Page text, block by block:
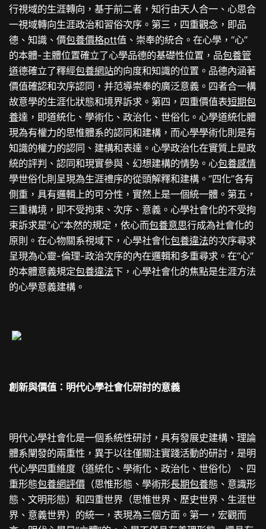
行視域的生涯轉向，基于前二者，知行由天人合一、心思合
一視域轉向生涯政治和習俗次序。第三，四重觀念，即品
德、知識、價包養價格ptt值、崇奉的統合。在心學，“心”
的本體-主體位置確立了心學品德的基礎性位置，品包養管
道德確立了釋經包養網站的向度和知識的位置。品德內涵著
價值確認和次序認同，并范導崇奉的廣泛意義。四者合一構
故意學的生涯化狀態和境界訴求。第四，四重價值表短期包
養達，即道統化、學術化、政治化、世俗化。心學道統化體
現為有權力的思惟體系的認同和建構，而心學學術化則是有
知識的權力的認同、建構和表達。心學政治化在實質上是政
統的評判、認同和現實參與、幻想建構的情勢。心包養感情
學世俗化則呈現為生涯禮序的從頭解釋和建構。“四化”各有
側重，具有邏輯上的可分性，實然上是一個統一體。第五，
三重構境，即不受拘束、次序、意義。心學社會化的不受拘
束訴求是“心”本然的規定，依心而包養意思行成為社會化的
原則。在心物關系視域下，心學社會化包養違法的次序尋求
呈現為心靈-倫理-政治次序的內在邏輯和多重尋求。在“心”
的本體意義規定包養違法下，心學社會化的焦點是生涯方法
的心學意義建構。
創新與價值：明代心學社會化研討的意義
明代心學社會化是一個系統性研討，具有發展史建構、理論
體系闡發的兩重性，異于以往僅關注實踐活動的研討，是明
代心學四重維度（道統化、學術化、政治化、世俗化）、四
重形態包養網評價 （思惟形態、學術形長期包養態、意識形
態、文明形態）和四重世界（思惟世界、歷史世界、生涯世
界、意義世界）的統一，表現為三個方面。第一，宏觀而